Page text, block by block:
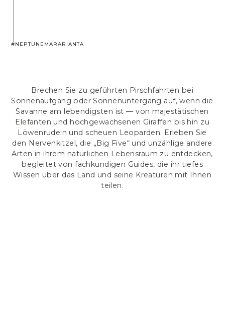
#NEPTUNEMARARIANTA
Brechen Sie zu geführten Pirschfahrten bei
Sonnenaufgang oder Sonnenuntergang auf, wenn die
Savanne am lebendigsten ist — von majestätischen
Elefanten und hochgewachsenen Giraffen bis hin zu
Löwenrudeln und scheuen Leoparden. Erleben Sie
den Nervenkitzel, die „Big Five“ und unzählige andere
Arten in ihrem natürlichen Lebensraum zu entdecken,
begleitet von fachkundigen Guides, die ihr tiefes
Wissen über das Land und seine Kreaturen mit Ihnen
teilen.